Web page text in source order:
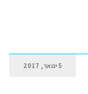
5 ינואר, 2017